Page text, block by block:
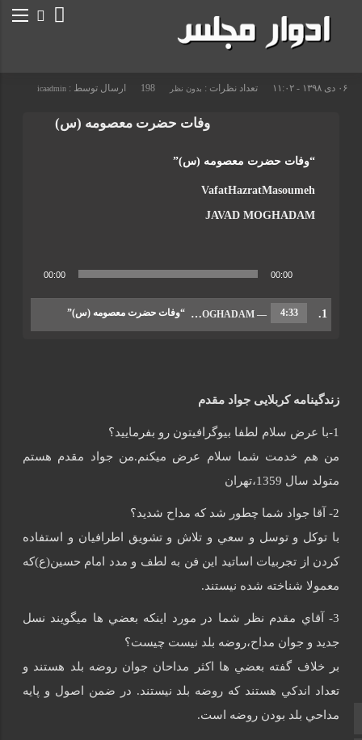
صفحه نخست
۰۶ دی ۱۳۹۸ - ۱۱:۰۲ تعداد نظرات : بدون نظر ارسال توسط : icaadmin
وفات حضرت معصومه (س)
“وفات حضرت معصومه (س)”
VafatHazratMasoumeh
JAVAD MOGHADAM
00:00
00:00
1. “وفات حضرت معصومه (س)” — JAVAD MOGHADAM 4:33
زندگینامه كربلايى جواد مقدم
1-با عرض سلام لطفا بيوگرافيتون رو بفرماييد؟
من هم خدمت شما سلام عرض ميکنم.من جواد مقدم هستم
متولد سال 1359،تهران
2- آقا جواد شما چطور شد که مداح شديد؟
با توکل و توسل و سعي و تلاش و تشويق اطرافيان و استفاده
کردن از تجربيات اساتيد اين فن به لطف و مدد امام حسين(ع)که
معمولا شناخته شده نيستند.
3- آقاي مقدم نظر شما در مورد اينکه بعضي ها ميگويند نسل
جديد و جوان مداح،روضه بلد نيست چيست؟
بر خلاف گفته بعضي ها اکثر مداحان جوان روضه بلد هستند و
تعداد اندکي هستند که روضه بلد نيستند. در ضمن اصول و پايه
مداحي بلد بودن روضه است.